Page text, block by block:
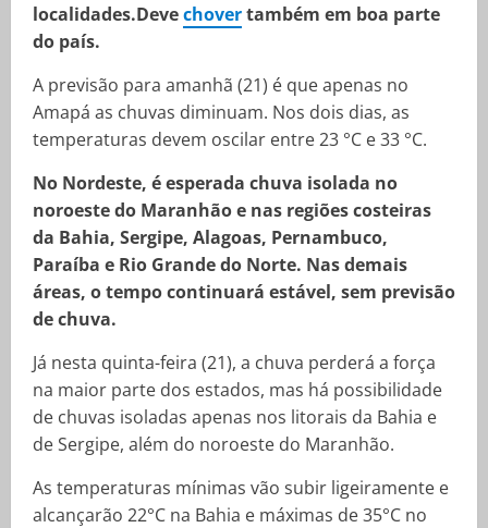
localidades.Devechovertambém em boa parte
do país.
A previsão para amanhã (21) é que apenas no
Amapá as chuvas diminuam. Nos dois dias, as
temperaturas devem oscilar entre 23 °C e 33 °C.
No Nordeste, é esperada chuva isolada no
noroeste do Maranhão e nas regiões costeiras
da Bahia, Sergipe, Alagoas, Pernambuco,
Paraíba e Rio Grande do Norte. Nas demais
áreas, o tempo continuará estável, sem previsão
de chuva.
Já nesta quinta-feira (21), a chuva perderá a força
na maior parte dos estados, mas há possibilidade
de chuvas isoladas apenas nos litorais da Bahia e
de Sergipe, além do noroeste do Maranhão.
As temperaturas mínimas vão subir ligeiramente e
alcançarão 22°C na Bahia e máximas de 35°C no